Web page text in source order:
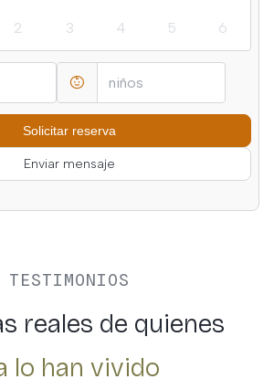
2 3 4 5 6
Enviar mensaje
TESTIMONIOS
reales de quienes
lo han vivido